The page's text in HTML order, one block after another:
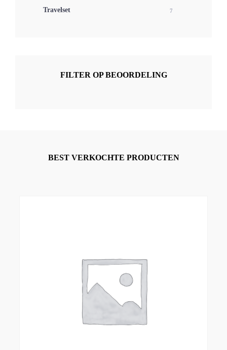
Travelset 7
FILTER OP BEOORDELING
BEST VERKOCHTE PRODUCTEN